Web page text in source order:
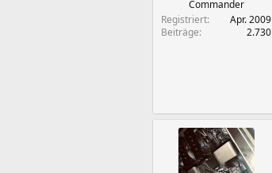
Commander
Registriert
Apr. 2009
Beiträge
2.730